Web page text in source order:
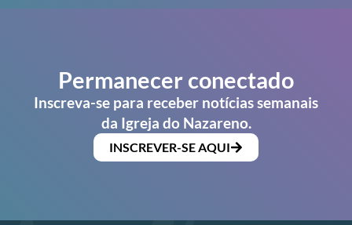
Permanecer conectado
Inscreva-se para receber notícias semanais
da Igreja do Nazareno.
INSCREVER-SE AQUI